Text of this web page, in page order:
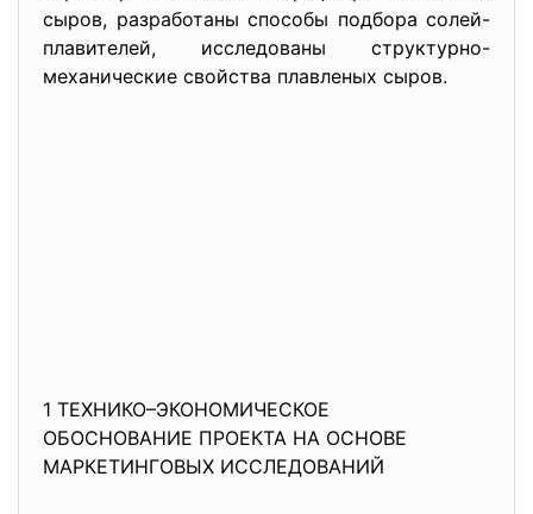
сыров, разработаны способы подбора солей-
плавителей, исследованы структурно-
механические свойства плавленых сыров.
1 ТЕХНИКО–ЭКОНОМИЧЕСКОЕ
ОБОСНОВАНИЕ ПРОЕКТА НА ОСНОВЕ
МАРКЕТИНГОВЫХ ИССЛЕДОВАНИЙ